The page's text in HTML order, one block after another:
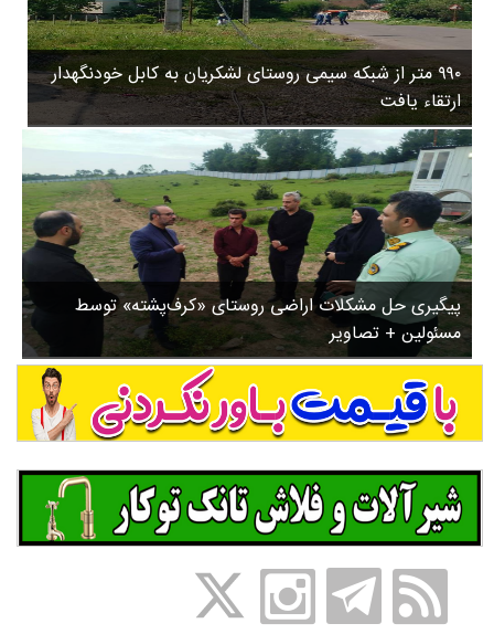
روستاها
ورزشی
سیاسی
چندرسانه ای
مسیر گردشگری دیلمان
درباره ما
۹۹۰ متر از شبکه سیمی روستای لشکریان به کابل خودنگهدار
ارتقاء یافت
پیگیری حل مشکلات اراضی روستای «کرف‌پشته» توسط
مسئولین + تصاویر
۳
۵
۸
ب
ا
ز
ن
ش
س
ت
ش
د
.